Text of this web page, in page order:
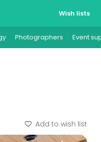
Wish lists
Photographers Event
Add to wish list